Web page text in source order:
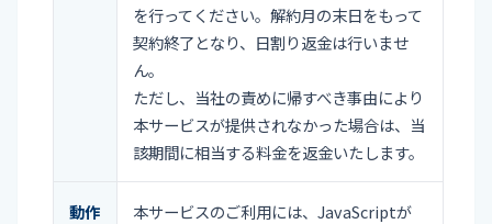
を行ってください。解約月の末日をもって
契約終了となり、日割り返金は行いませ
ん。
ただし、当社の責めに帰すべき事由により
本サービスが提供されなかった場合は、当
該期間に相当する料金を返金いたします。
動作
本サービスのご利用には、JavaScriptが